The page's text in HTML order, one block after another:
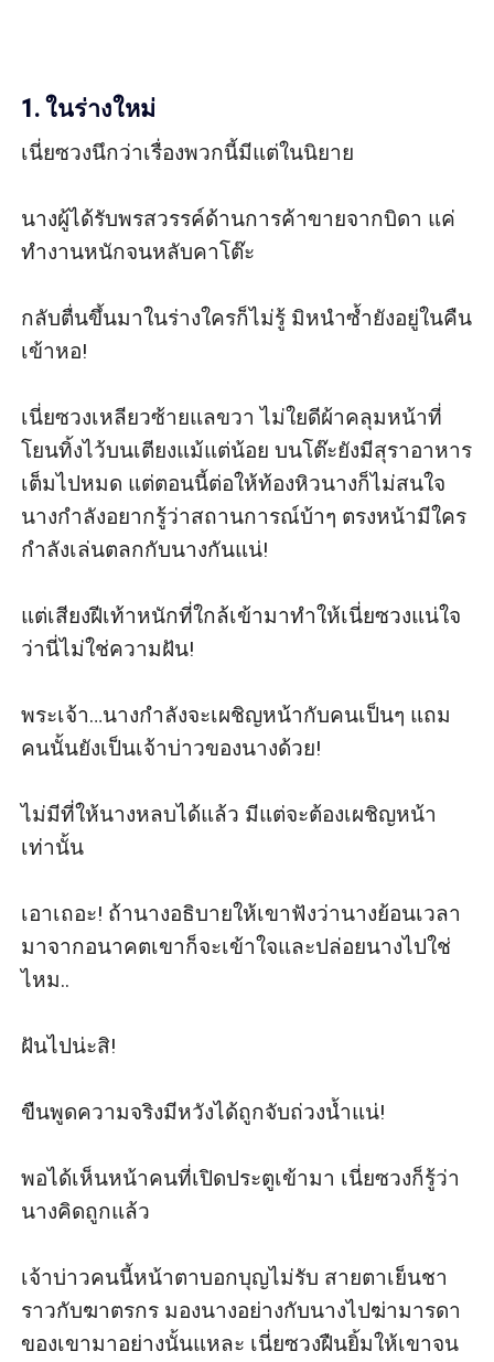
1. ในร่างใหม่
เนี่ยซวงนึกว่าเรื่องพวกนี้มีแต่ในนิยาย
นางผู้ได้รับพรสวรรค์ด้านการค้าขายจากบิดา แค่
ทำงานหนักจนหลับคาโต๊ะ
กลับตื่นขึ้นมาในร่างใครก็ไม่รู้ มิหนำซ้ำยังอยู่ในคืน
เข้าหอ!
เนี่ยซวงเหลียวซ้ายแลขวา ไม่ใยดีผ้าคลุมหน้าที่
โยนทิ้งไว้บนเตียงแม้แต่น้อย บนโต๊ะยังมีสุราอาหาร
เต็มไปหมด แต่ตอนนี้ต่อให้ท้องหิวนางก็ไม่สนใจ
นางกำลังอยากรู้ว่าสถานการณ์บ้าๆ ตรงหน้ามีใคร
กำลังเล่นตลกกับนางกันแน่!
แต่เสียงฝีเท้าหนักที่ใกล้เข้ามาทำให้เนี่ยซวงแน่ใจ
ว่านี่ไม่ใช่ความฝัน!
พระเจ้า…นางกำลังจะเผชิญหน้ากับคนเป็นๆ แถม
คนนั้นยังเป็นเจ้าบ่าวของนางด้วย!
ไม่มีที่ให้นางหลบได้แล้ว มีแต่จะต้องเผชิญหน้า
เท่านั้น
เอาเถอะ! ถ้านางอธิบายให้เขาฟังว่านางย้อนเวลา
มาจากอนาคตเขาก็จะเข้าใจและปล่อยนางไปใช่
ไหม..
ฝันไปน่ะสิ!
ขืนพูดความจริงมีหวังได้ถูกจับถ่วงน้ำแน่!
พอได้เห็นหน้าคนที่เปิดประตูเข้ามา เนี่ยซวงก็รู้ว่า
นางคิดถูกแล้ว
เจ้าบ่าวคนนี้หน้าตาบอกบุญไม่รับ สายตาเย็นชา
ราวกับฆาตรกร มองนางอย่างกับนางไปฆ่ามารดา
ของเขามาอย่างนั้นแหละ เนี่ยซวงฝืนยิ้มให้เขาจน